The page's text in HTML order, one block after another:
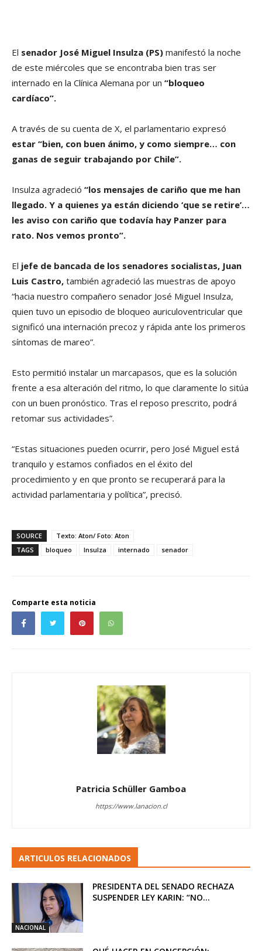
El senador José Miguel Insulza (PS) manifestó la noche
de este miércoles que se encontraba bien tras ser
internado en la Clínica Alemana por un “bloqueo
cardíaco”.
A través de su cuenta de X, el parlamentario expresó
estar “bien, con buen ánimo, y como siempre… con
ganas de seguir trabajando por Chile”.
Insulza agradeció “los mensajes de cariño que me han
llegado. Y a quienes ya están diciendo ‘que se retire’…
les aviso con cariño que todavía hay Panzer para
rato. Nos vemos pronto”.
El jefe de bancada de los senadores socialistas, Juan
Luis Castro, también agradeció las muestras de apoyo
“hacia nuestro compañero senador José Miguel Insulza,
quien tuvo un episodio de bloqueo auriculoventricular que
significó una internación precoz y rápida ante los primeros
síntomas de mareo”.
Esto permitió instalar un marcapasos, que es la solución
frente a esa alteración del ritmo, lo que claramente lo sitúa
con un buen pronóstico. Tras el reposo prescrito, podrá
retomar sus actividades”.
“Estas situaciones pueden ocurrir, pero José Miguel está
tranquilo y estamos confiados en el éxito del
procedimiento y en que pronto se recuperará para la
actividad parlamentaria y política”, precisó.
SOURCE
Texto: Aton/ Foto: Aton
TAGS
bloqueo Insulza internado senador
Comparte esta noticia
Patricia Schüller Gamboa
https://www.lanacion.cl
ARTICULOS RELACIONADOS
NACIONAL
PRESIDENTA DEL SENADO RECHAZA
SUSPENDER LEY KARIN: “NO...